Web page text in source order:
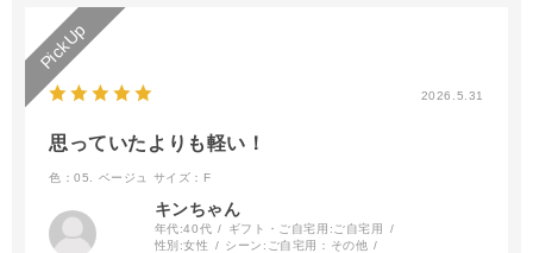
2026.5.31
思っていたよりも軽い！
色：05. ベージュ サイズ：F
キンちゃん
年代:40代 ギフト・ご自宅用: ご自宅用
性別:女性 シーン: ご自宅用：その他